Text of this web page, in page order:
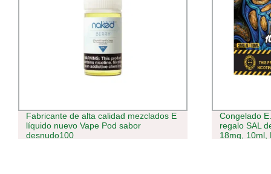
Congelado E. T Juego de caja de
regalo SAL de nicotina E-Liquid, 5: 5,
18mg, 10ml, Fruit-Flavored E-Juice al
Reino Unido
Puff
Esco